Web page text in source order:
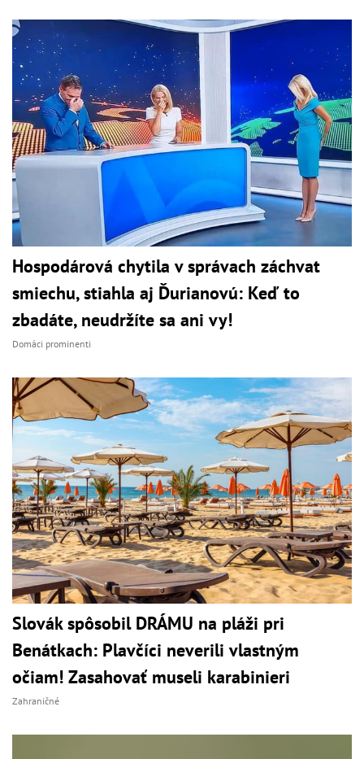
Hospodárová chytila v správach záchvat
smiechu, stiahla aj Ďurianovú: Keď to
zbadáte, neudržíte sa ani vy!
Domáci prominenti
Slovák spôsobil DRÁMU na pláži pri
Benátkach: Plavčíci neverili vlastným
očiam! Zasahovať museli karabinieri
Zahraničné